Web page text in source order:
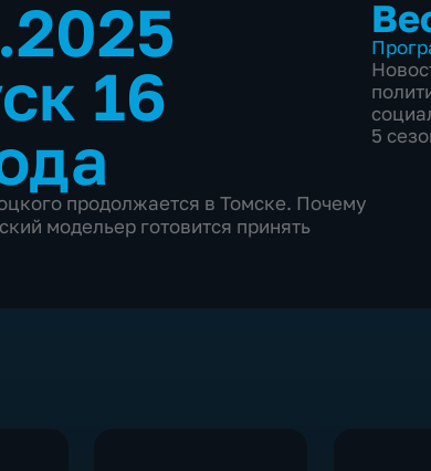
16
продолжается в Томске. Почему
модельер готовится принять
5